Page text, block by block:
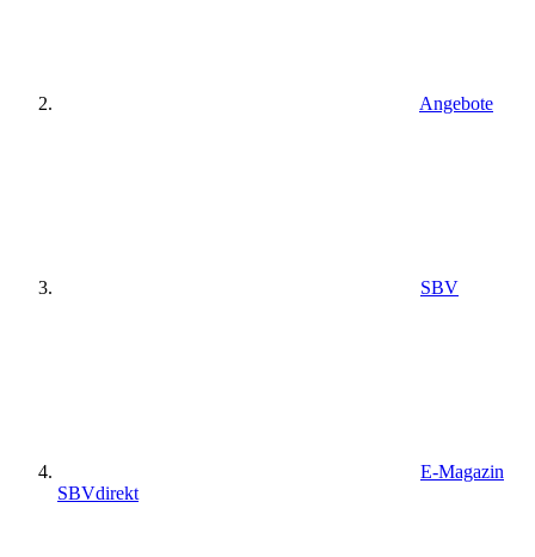
Angebote
SBV
E-Magazin
SBVdirekt